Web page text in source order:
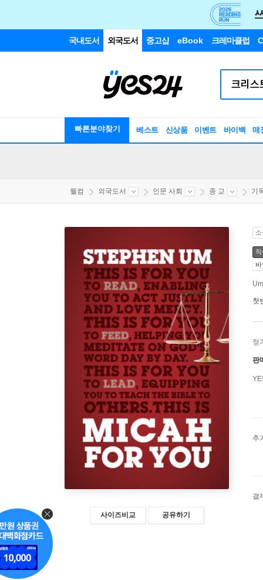
국내도서 외국도서 중고샵 eBook 크레마클럽
빠른분야찾기 베스트 신상품 이벤트 바이백 매
웰컴 외국도서 인문 사회 종 교 기
사이즈비교 공유하기
첫
정
판
추
결